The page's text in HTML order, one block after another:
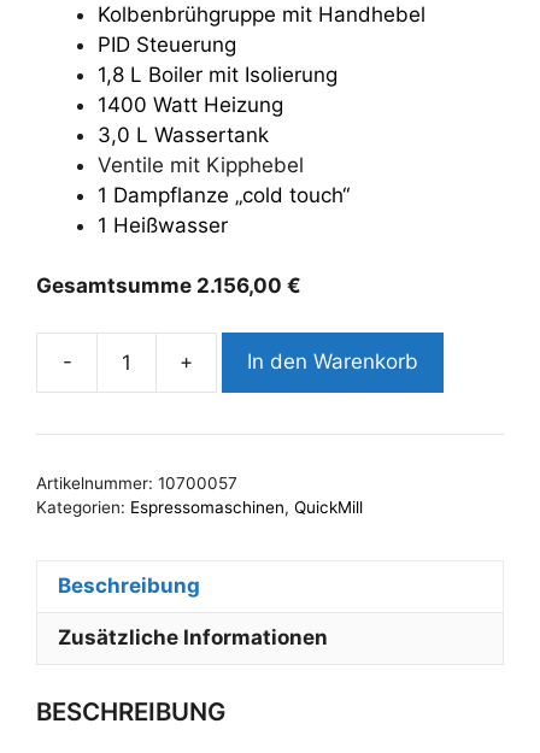
Kolbenbrühgruppe mit Handhebel
PID Steuerung
1,8 L Boiler mit Isolierung
1400 Watt Heizung
3,0 L Wassertank
Ventile mit Kipphebel
1 Dampflanze „cold touch“
1 Heißwasser
Gesamtsumme 2.156,00 €
-
QuickMill
0987L
+ In den Warenkorb
Artikelnummer: 10700057
Kategorien: Espressomaschinen, QuickMill
Beschreibung
Zusätzliche Informationen
BESCHREIBUNG